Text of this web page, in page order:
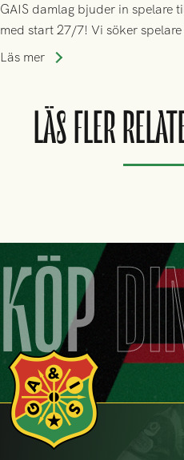
GAIS damlag bjuder in spelare
med start 27/7! Vi söker
division 3-nivå.
Läs mer
LÄS FLER
KÖP